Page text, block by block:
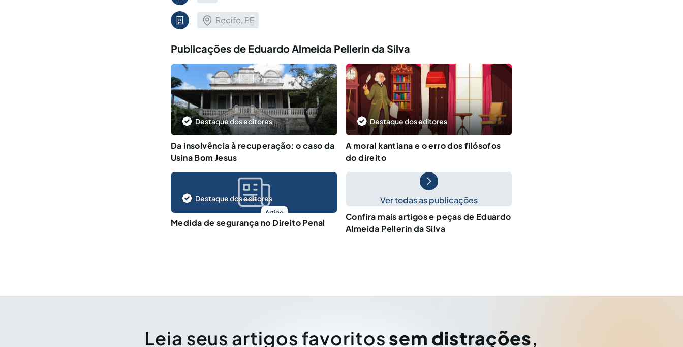
Recife, PE
Publicações de Eduardo Almeida Pellerin da Silva
Destaque dos editores
Da insolvência à recuperação: o caso da
Usina Bom Jesus
Destaque dos editores
A moral kantiana e o erro dos filósofos
do direito
Artigo
Destaque dos editores
Medida de segurança no Direito Penal
Ver todas as publicações
Confira mais artigos e peças de Eduardo
Almeida Pellerin da Silva
Leia seus artigos favoritos sem distrações,